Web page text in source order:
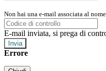
Non hai una e-mail associata al
E-mail inviata, si prega di
Errore